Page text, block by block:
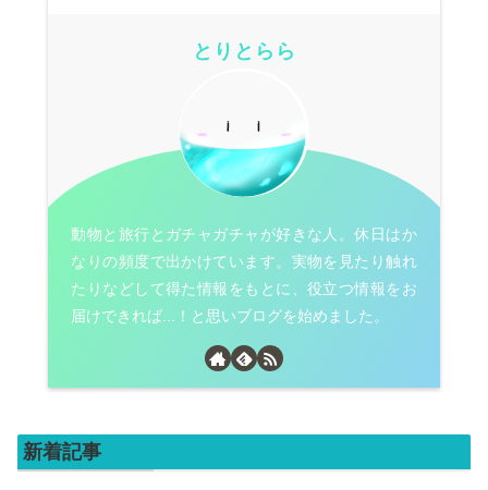
とりとらら
動物と旅行とガチャガチャが好きな人。休日はか
なりの頻度で出かけています。実物を見たり触れ
たりなどして得た情報をもとに、役立つ情報をお
届けできれば...！と思いブログを始めました。
新着記事